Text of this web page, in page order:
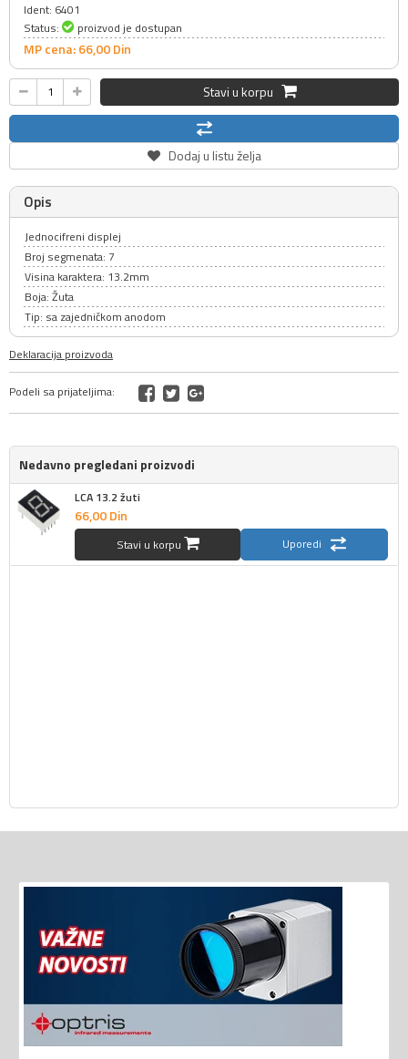
Ident: 6401
Status:
proizvod je dostupan
MP cena: 66,00Din
Stavi u korpu
Dodaj u listu želja
Opis
Jednocifreni displej
Broj segmenata: 7
Visina karaktera: 13.2mm
Boja: Žuta
Tip: sa zajedničkom anodom
Deklaracija proizvoda
Podeli sa prijateljima:
Nedavno pregledani proizvodi
LCA 13.2 žuti
66,00Din
Stavi u korpu Uporedi